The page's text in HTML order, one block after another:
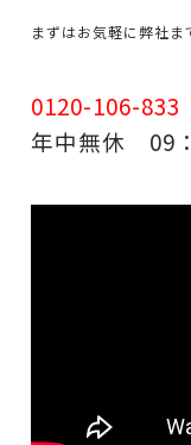
まずはお気軽に弊社
0120-106-833
年中無休 09